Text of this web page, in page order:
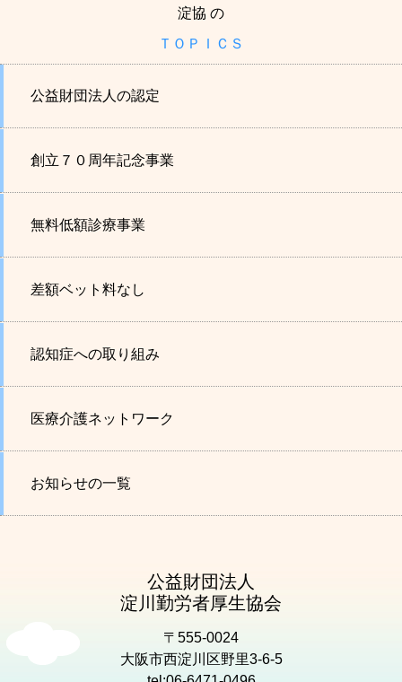
淀協 の
ＴＯＰＩＣＳ
公益財団法人の認定
創立７０周年記念事業
無料低額診療事業
差額ベット料なし
認知症への取り組み
医療介護ネットワーク
お知らせの一覧
公益財団法人
淀川勤労者厚生協会
〒555-0024
大阪市西淀川区野里3-6-5